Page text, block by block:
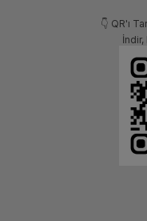
👇 QR'ı
İndir,